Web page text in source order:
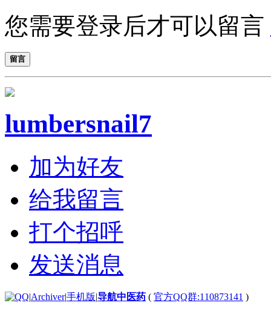
您需要登录后才可以留言
留言
lumbersnail7
加为好友
给我留言
打个招呼
发送消息
|Archiver|手机版|导航中医药 ( 官方QQ群:110873141 )